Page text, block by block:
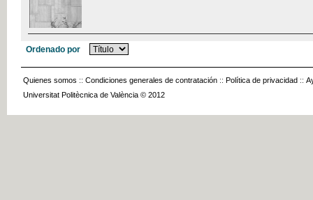
Ordenado por
Quienes somos :: Condiciones generales de contratación :: Política de privacidad ::
Universitat Politècnica de València © 2012